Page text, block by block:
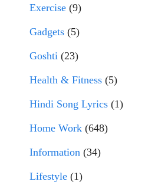
Exercise (9)
Gadgets (5)
Goshti (23)
Health & Fitness (5)
Hindi Song Lyrics (1)
Home Work (648)
Information (34)
Lifestyle (1)